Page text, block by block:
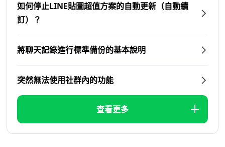
如何停止LINE貼圖超值方案的自動更新（自動續
訂）？
將聊天記錄進行標準備份的基本說明
突然無法使用社群內的功能
查看更多